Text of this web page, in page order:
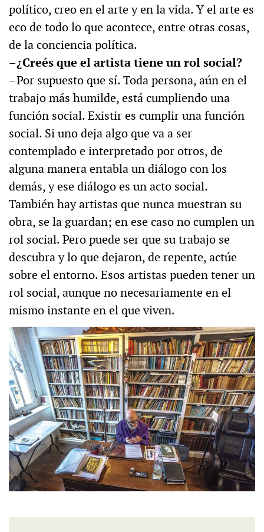
político, creo en el arte y en la vida. Y el arte es
eco de todo lo que acontece, entre otras cosas,
de la conciencia política.
–¿Creés que el artista tiene un rol social?
–Por supuesto que sí. Toda persona, aún en el
trabajo más humilde, está cumpliendo una
función social. Existir es cumplir una función
social. Si uno deja algo que va a ser
contemplado e interpretado por otros, de
alguna manera entabla un diálogo con los
demás, y ese diálogo es un acto social.
También hay artistas que nunca muestran su
obra, se la guardan; en ese caso no cumplen un
rol social. Pero puede ser que su trabajo se
descubra y lo que dejaron, de repente, actúe
sobre el entorno. Esos artistas pueden tener un
rol social, aunque no necesariamente en el
mismo instante en el que viven.